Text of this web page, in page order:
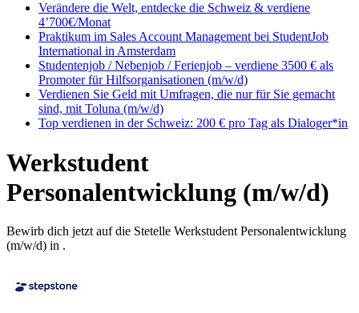
Verändere die Welt, entdecke die Schweiz & verdiene
4’700€/Monat
Praktikum im Sales Account Management bei StudentJob
International in Amsterdam
Studentenjob / Nebenjob / Ferienjob – verdiene 3500 € als
Promoter für Hilfsorganisationen (m/w/d)
Verdienen Sie Geld mit Umfragen, die nur für Sie gemacht
sind, mit Toluna (m/w/d)
Top verdienen in der Schweiz: 200 € pro Tag als Dialoger*in
Werkstudent
Personalentwicklung (m/w/d)
Bewirb dich jetzt auf die Stetelle Werkstudent Personalentwicklung
(m/w/d) in .